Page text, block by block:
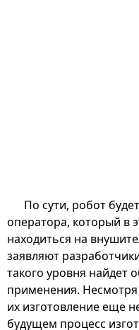
По сути, робот
оператора, который в
находиться на
заявляют
такого уровня найдет
применения.
их изготовление еще
будущем процесс